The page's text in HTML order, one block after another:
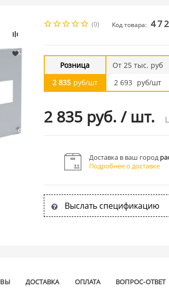
(0) Код товара:
Розница
2 835 руб/шт
От 25 тыс. руб
2 693 руб/шт
2 835 руб. / шт.
Доставка в ваш город
Подробнее о доставке
Выслать спецификацию
ДОСТАВКА ОПЛАТА ВОПРОС-ОТВЕТ